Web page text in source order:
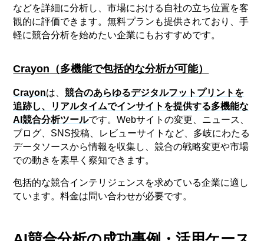
などを詳細に分析し、市場における自社の立ち位置を客
観的に評価できます。無料プランも提供されており、手
軽に競合分析を始めたい企業にもおすすめです。
Crayon （多機能で包括的な分析が可能）
Crayonは、競合のあらゆるデジタルフットプリントを
追跡し、リアルタイムでインサイトを提供する多機能な
AI競合分析ツールです。Webサイトの変更、ニュース、
ブログ、SNS投稿、レビューサイトなど、多岐にわたる
データソースから情報を収集し、競合の戦略変更や市場
での動きを素早く察知できます。
包括的な競合インテリジェンスを求めている企業に適し
ています。料金は問い合わせが必要です。